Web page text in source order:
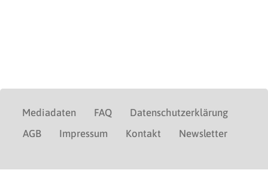
Mediadaten FAQ
Datenschutzerklärung
AGB
Impressum Kontakt Newsletter